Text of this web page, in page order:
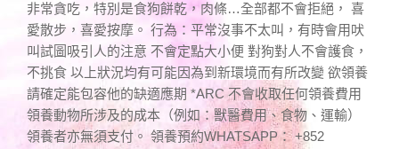
非常貪吃，特別是食狗餅乾，肉條…全部都不會拒絕， 喜
愛散步，喜愛按摩。 行為：平常沒事不太叫，有時會用吠
叫試圖吸引人的注意 不會定點大小便 對狗對人不會護食，
不挑食 以上狀況均有可能因為到新環境而有所改變 欲領養
請確定能包容他的缺適應期 *ARC 不會收取任何領養費用
領養動物所涉及的成本（例如：獸醫費用、食物、運輸）
領養者亦無須支付。 領養預約WHATSAPP： +852